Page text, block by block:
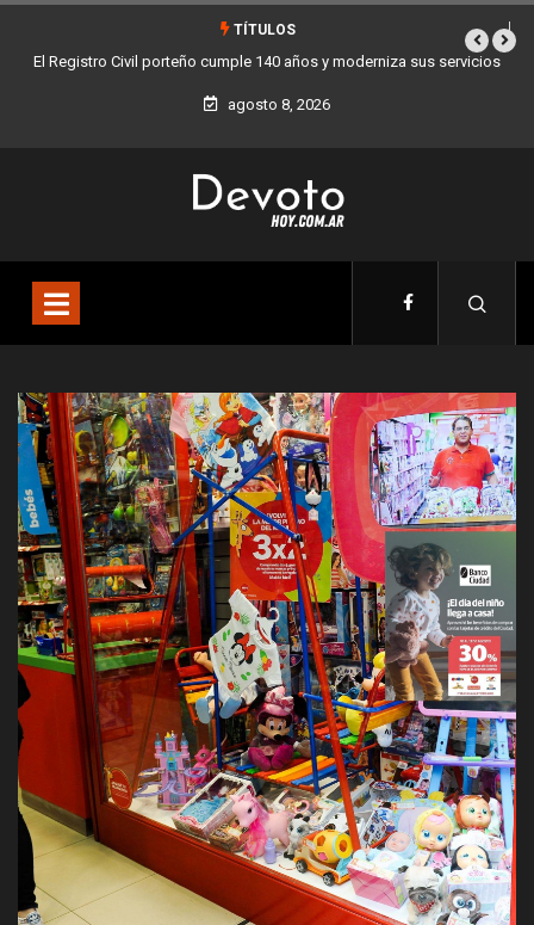
TÍTULOS
sus servicios Buenos Aires sumó 12 nuevos Bares Notables y ya son 90
la Ciudad
agosto 8, 2026